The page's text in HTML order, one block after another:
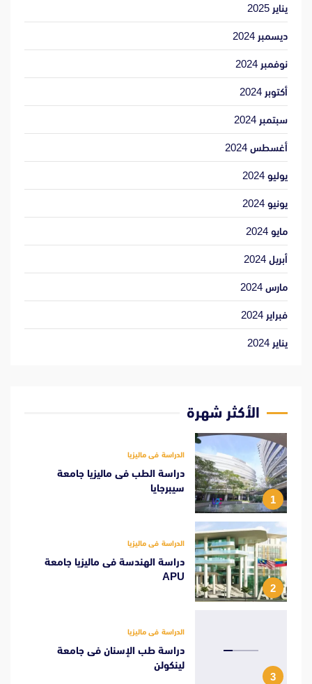
يناير 2025
ديسمبر 2024
نوفمبر 2024
أكتوبر 2024
سبتمبر 2024
أغسطس 2024
يوليو 2024
يونيو 2024
مايو 2024
أبريل 2024
مارس 2024
فبراير 2024
يناير 2024
الأكثر شهرة
1
الدراسة فى ماليزيا
دراسة الطب فى ماليزيا جامعة
سيبرجايا
2
الدراسة فى ماليزيا
دراسة الهندسة فى ماليزيا جامعة
APU
3
الدراسة فى ماليزيا
دراسة طب الإسنان فى جامعة
لينكولن